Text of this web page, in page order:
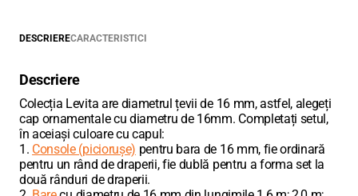
DESCRIERECARACTERISTICI
Descriere
Colecția Levita are diametrul țevii de 16 mm, astfel, alegeți
cap ornamentale cu diametru de 16mm. Completați setul,
în aceiași culoare cu capul:
1. Console (piciorușe) pentru bara de 16 mm, fie ordinară
pentru un rând de draperii, fie dublă pentru a forma set la
două rânduri de draperii.